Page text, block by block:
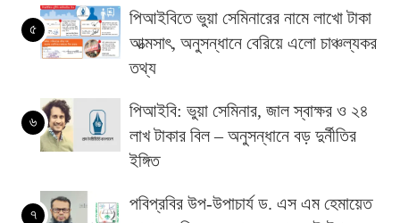
৫
পিআইবিতে ভুয়া সেমিনারের নামে লাখো টাকা
আত্মসাৎ, অনুসন্ধানে বেরিয়ে এলো চাঞ্চল্যকর
তথ্য
৬
পিআইবি: ভুয়া সেমিনার, জাল স্বাক্ষর ও ২৪
লাখ টাকার বিল – অনুসন্ধানে বড় দুর্নীতির
ইঙ্গিত
৭
পবিপ্রবির উপ-উপাচার্য ড. এস এম হেমায়েত